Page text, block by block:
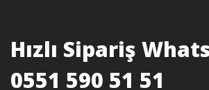
Hızlı Sipariş
0551 590 51 51